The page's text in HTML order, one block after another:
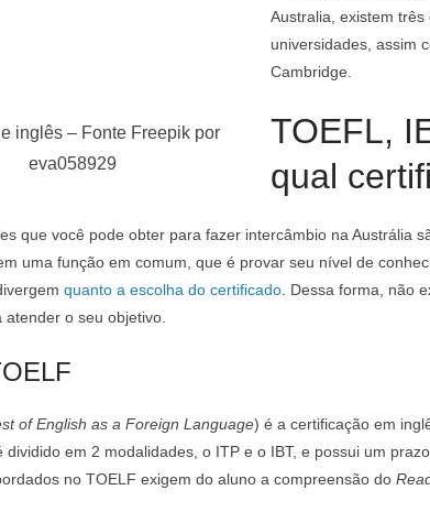
inglês – Fonte Freepik por
eva058929
Australia, existem
universidades, assim
Cambridge.
TOEFL,
qual
que você pode obter para fazer intercâmbio na Austrália
uma função em comum, que é provar seu nível de
quanto a escolha do certificado . Dessa forma, não
atender o seu objetivo.
of English as a Foreign Language) é a certificação em
dividido em 2 modalidades, o ITP e o IBT, e possui um
no TOELF exigem do aluno a compreensão do